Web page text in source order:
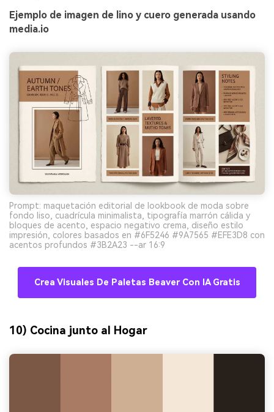
Ejemplo de imagen de lino y cuero generada usando
media.io
Prompt: maquetación editorial de lookbook de moda sobre
fondo liso, cuadrícula minimalista, tipografía marrón cálida y
bloques de acento, espacio negativo crema, diseño estilo
impresión, colores basados en #6F5246 #9A7565 #EFE3D8 con
acentos profundos #3B2A23 --ar 16:9
Crea Visuales De Paletas Beaver Con IA Gratis
10) Cocina junto al Hogar